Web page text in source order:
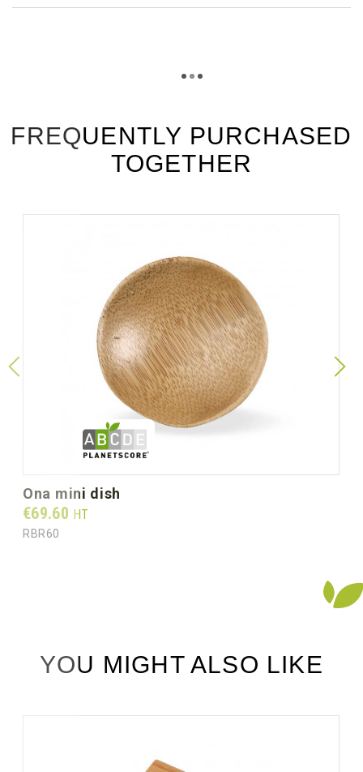
FREQUENTLY PURCHASED
TOGETHER
ona mini dish
Prix
€69.60 HT
RBR60
YOU MIGHT ALSO LIKE